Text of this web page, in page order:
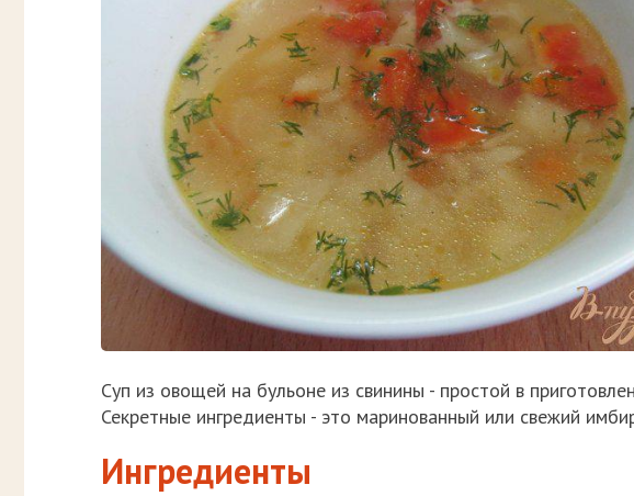
Суп из овощей на бульоне из свинины - простой в
Секретные ингредиенты - это маринованный или свежий
Ингредиенты